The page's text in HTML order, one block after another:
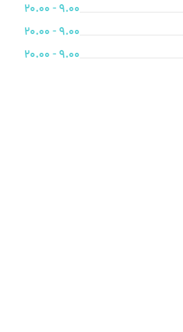
9.00 - 20.00
9.00 - 20.00
9.00 - 20.00